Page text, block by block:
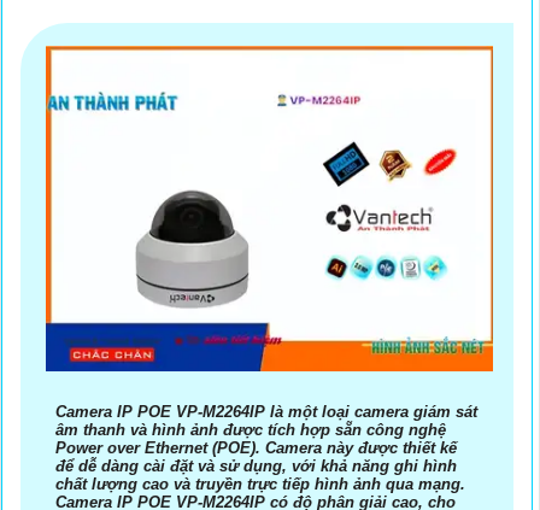
Camera IP POE VP-M2264IP là một loại camera giám sát
âm thanh và hình ảnh được tích hợp sẵn công nghệ
Power over Ethernet (POE). Camera này được thiết kế
để dễ dàng cài đặt và sử dụng, với khả năng ghi hình
chất lượng cao và truyền trực tiếp hình ảnh qua mạng.
Camera IP POE VP-M2264IP có độ phân giải cao, cho